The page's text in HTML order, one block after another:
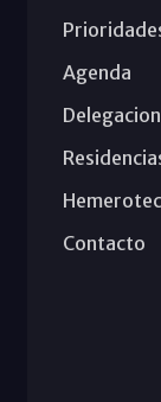
Agenda
Contacto